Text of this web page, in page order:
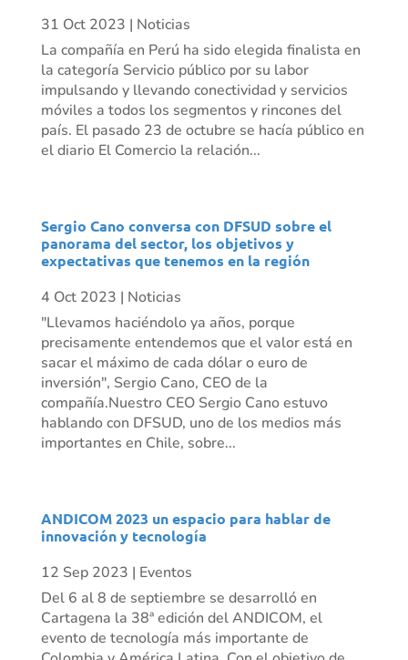
31 Oct 2023 | Noticias
La compañía en Perú ha sido elegida finalista en
la categoría Servicio público por su labor
impulsando y llevando conectividad y servicios
móviles a todos los segmentos y rincones del
país. El pasado 23 de octubre se hacía público en
el diario El Comercio la relación...
Sergio Cano conversa con DFSUD sobre el
panorama del sector, los objetivos y
expectativas que tenemos en la región
4 Oct 2023 | Noticias
"Llevamos haciéndolo ya años, porque
precisamente entendemos que el valor está en
sacar el máximo de cada dólar o euro de
inversión", Sergio Cano, CEO de la
compañía.Nuestro CEO Sergio Cano estuvo
hablando con DFSUD, uno de los medios más
importantes en Chile, sobre...
ANDICOM 2023 un espacio para hablar de
innovación y tecnología
12 Sep 2023 | Eventos
Del 6 al 8 de septiembre se desarrolló en
Cartagena la 38ª edición del ANDICOM, el
evento de tecnología más importante de